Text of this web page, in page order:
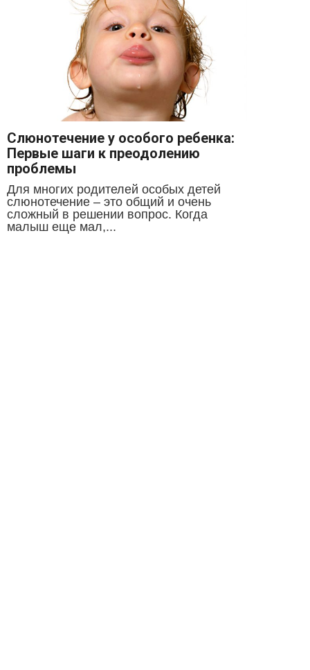
Слюнотечение у особого ребенка:
Первые шаги к преодолению
проблемы
Для многих родителей особых детей
слюнотечение – это общий и очень
сложный в решении вопрос. Когда
малыш еще мал,...